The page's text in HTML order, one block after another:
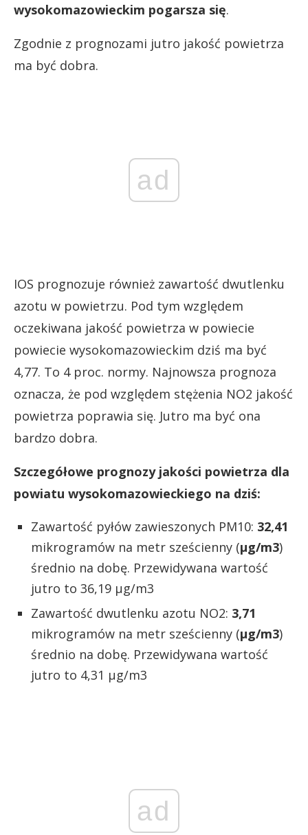
wysokomazowieckim pogarsza się.
Zgodnie z prognozami jutro jakość powietrza
ma być dobra.
ad
IOS prognozuje również zawartość dwutlenku
azotu w powietrzu. Pod tym względem
oczekiwana jakość powietrza w powiecie
powiecie wysokomazowieckim dziś ma być
4,77. To 4 proc. normy. Najnowsza prognoza
oznacza, że pod względem stężenia NO2 jakość
powietrza poprawia się. Jutro ma być ona
bardzo dobra.
Szczegółowe prognozy jakości powietrza dla
powiatu wysokomazowieckiego na dziś:
Zawartość pyłów zawieszonych PM10: 32,41
mikrogramów na metr sześcienny (µg/m3)
średnio na dobę. Przewidywana wartość
jutro to 36,19 µg/m3
Zawartość dwutlenku azotu NO2: 3,71
mikrogramów na metr sześcienny (µg/m3)
średnio na dobę. Przewidywana wartość
jutro to 4,31 µg/m3
ad